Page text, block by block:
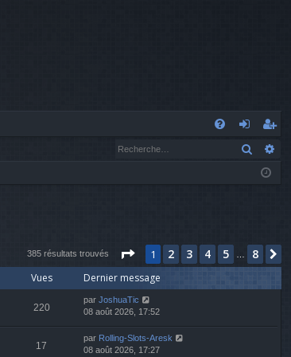
o
io
’e
nr
re
385 résultats trouvés Page 1sur
1 2 3 4 5 … 8
Vues Dernier message
220
par JoshuaTic
08 août 2026, 17:52
17
par Rolling-Slots-Aresk
08 août 2026, 17:27